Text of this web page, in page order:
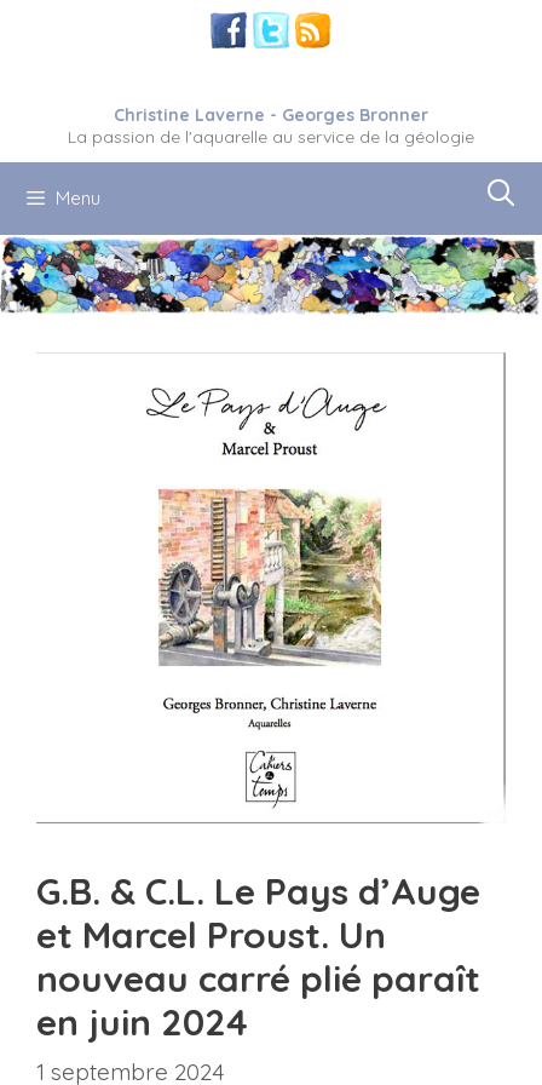
Christine Laverne - Georges Bronner
La passion de l'aquarelle au service de la géologie
Menu
G.B. & C.L. Le Pays d’Auge
et Marcel Proust. Un
nouveau carré plié paraît
en juin 2024
1 septembre 2024